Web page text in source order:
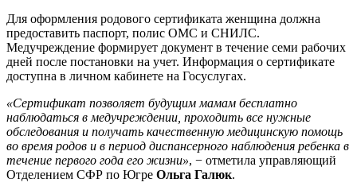
Для оформления родового сертификата женщина должна
предоставить паспорт, полис ОМС и СНИЛС.
Медучреждение формирует документ в течение семи рабочих
дней после постановки на учет. Информация о сертификате
доступна в личном кабинете на Госуслугах.
«Сертификат позволяет будущим мамам бесплатно
наблюдаться в медучреждении, проходить все нужные
обследования и получать качественную медицинскую помощь
во время родов и в период диспансерного наблюдения ребенка в
течение первого года его жизни», − отметила управляющий
Отделением СФР по Югре Ольга Галюк.